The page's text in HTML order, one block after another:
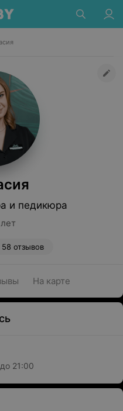
и педикюра
58 отзывов
На карте
до 21:00